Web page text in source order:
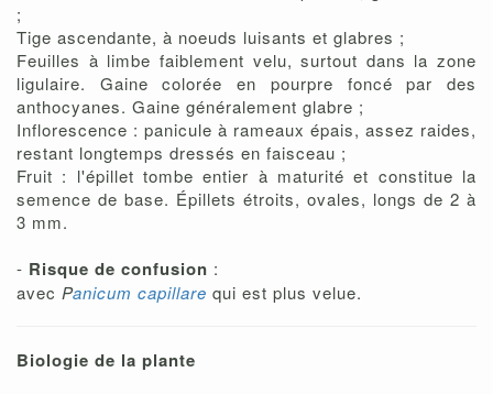
;
Tige ascendante, à noeuds luisants et glabres ;
Feuilles à limbe faiblement velu, surtout dans la zone
ligulaire. Gaine colorée en pourpre foncé par des
anthocyanes. Gaine généralement glabre ;
Inflorescence : panicule à rameaux épais, assez raides,
restant longtemps dressés en faisceau ;
Fruit : l'épillet tombe entier à maturité et constitue la
semence de base. Épillets étroits, ovales, longs de 2 à
3 mm.
- Risque de confusion :
avec Panicum capillare qui est plus velue.
Biologie de la plante